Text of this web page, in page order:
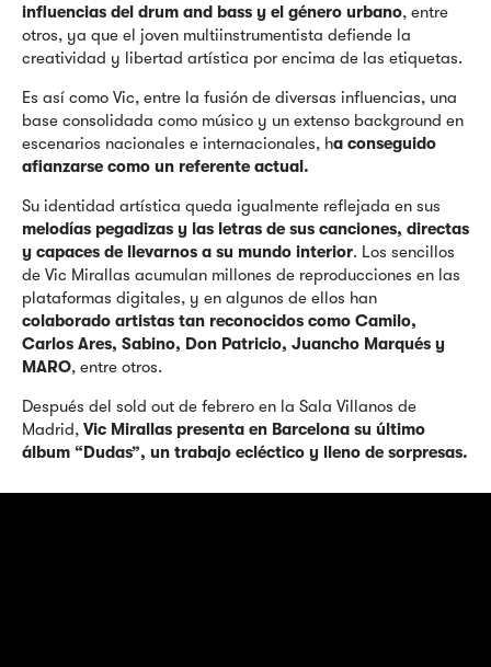
influencias del drum and bass y el género urbano, entre
otros, ya que el joven multiinstrumentista defiende la
creatividad y libertad artística por encima de las etiquetas.
Es así como Vic, entre la fusión de diversas influencias, una
base consolidada como músico y un extenso background en
escenarios nacionales e internacionales, ha conseguido
afianzarse como un referente actual.
Su identidad artística queda igualmente reflejada en sus
melodías pegadizas y las letras de sus canciones, directas
y capaces de llevarnos a su mundo interior. Los sencillos
de Vic Mirallas acumulan millones de reproducciones en las
plataformas digitales, y en algunos de ellos han
colaborado artistas tan reconocidos como Camilo,
Carlos Ares, Sabino, Don Patricio, Juancho Marqués y
MARO, entre otros.
Después del sold out de febrero en la Sala Villanos de
Madrid, Vic Mirallas presenta en Barcelona su último
álbum “Dudas”, un trabajo ecléctico y lleno de sorpresas.